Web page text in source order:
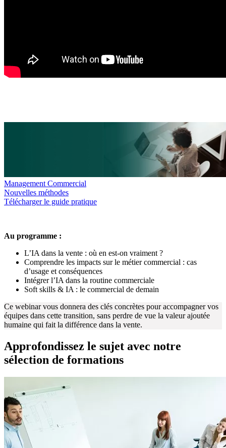
Management Commercial
Nouvelles méthodes
Télécharger le guide pratique
Au programme :
L’IA dans la vente : où en est-on vraiment ?
Comprendre les impacts sur le métier commercial : cas
d’usage et conséquences
Intégrer l’IA dans la routine commerciale
Soft skills & IA : le commercial de demain
Ce webinar vous donnera des clés concrètes pour accompagner vos
équipes dans cette transition, sans perdre de vue la valeur ajoutée
humaine qui fait la différence dans la vente.
Approfondissez le sujet avec notre
sélection de formations